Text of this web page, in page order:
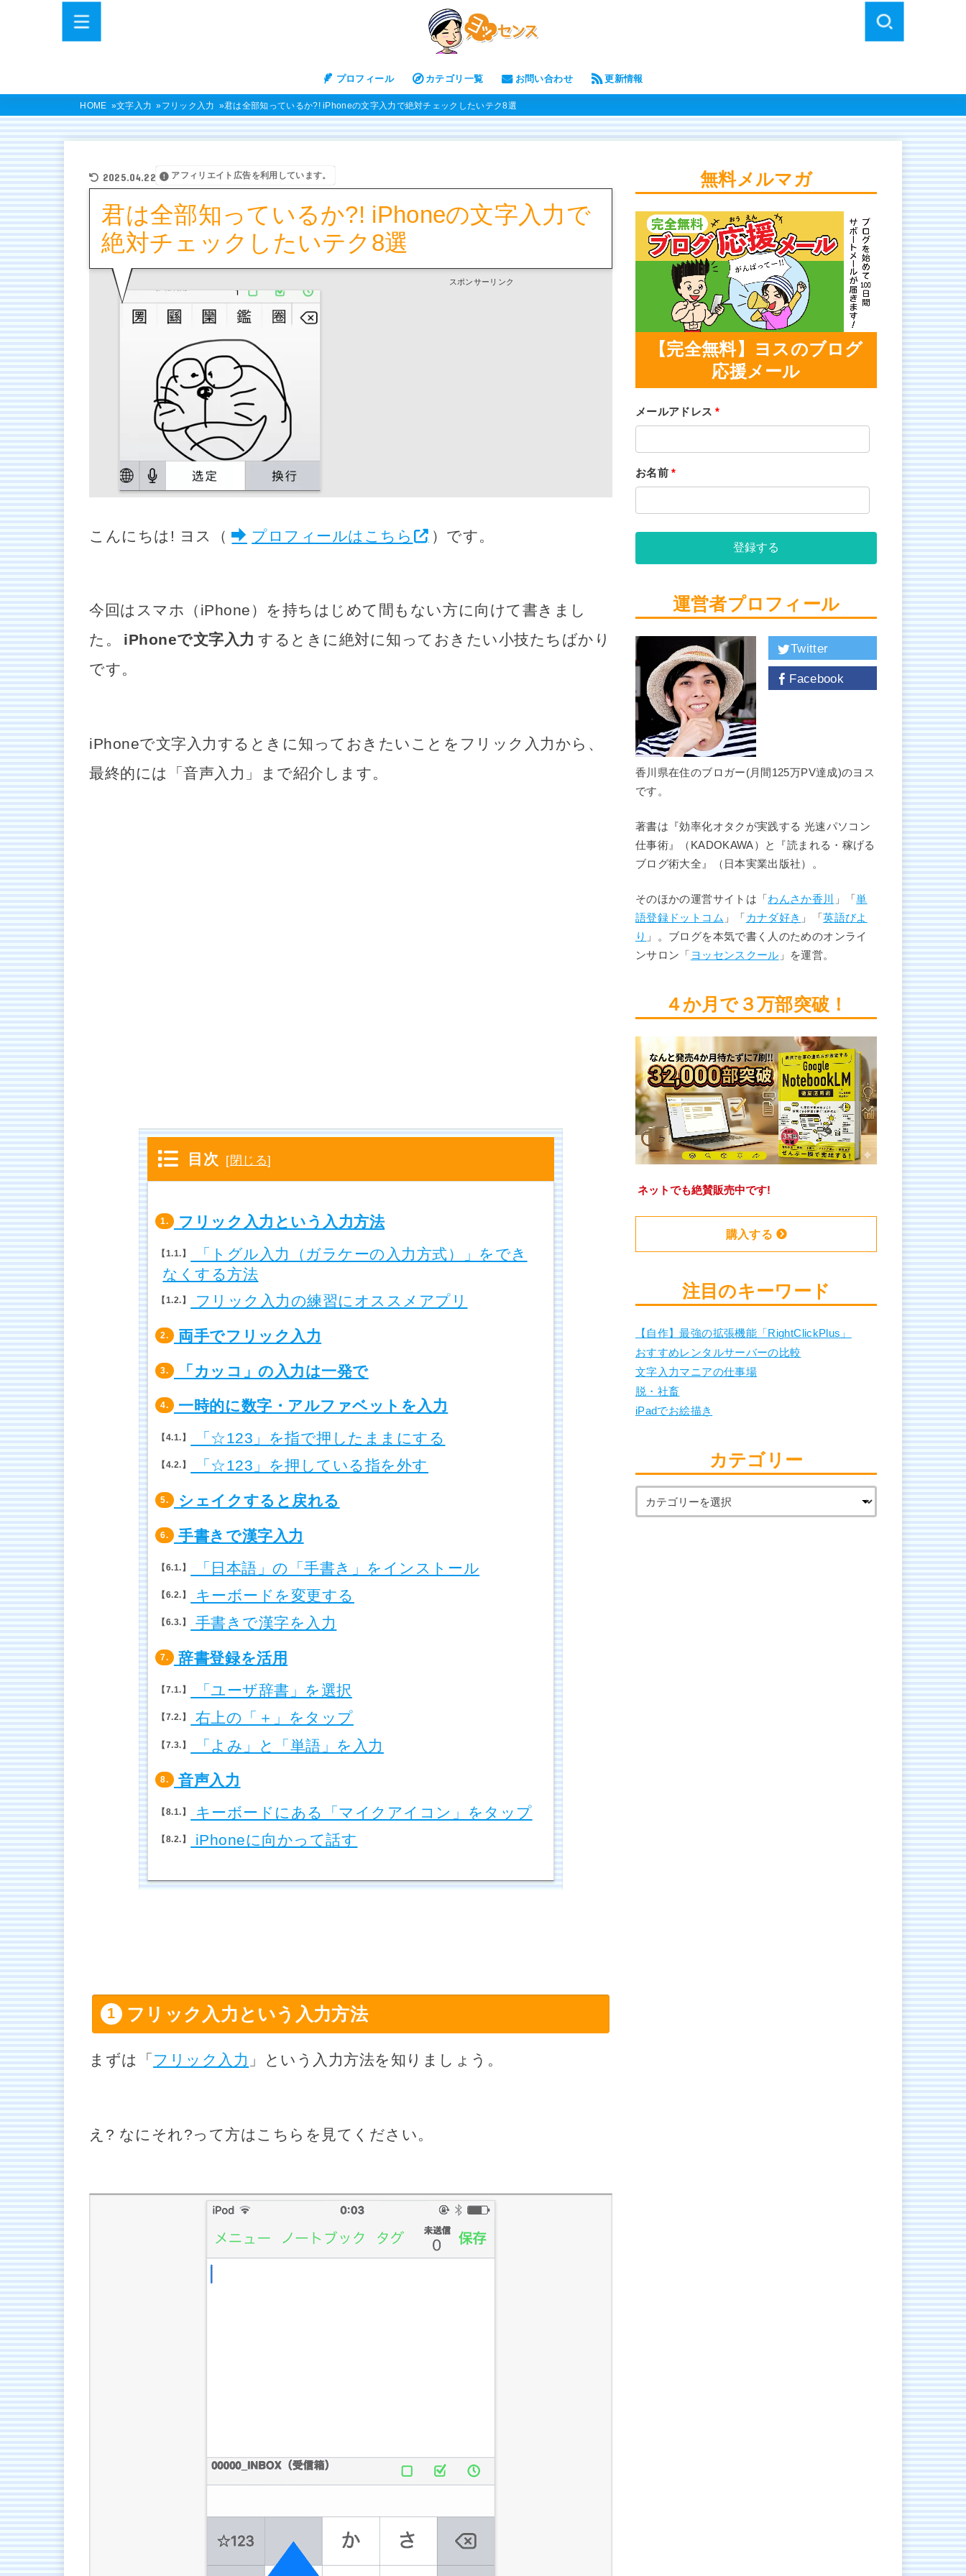
プロフィール カテゴリ一覧 お問い合わせ 更新情報
HOME 文字入力 フリック入力 君は全部知っているか?! iPhoneの文字入力で絶対チェックしたいテク8選
2025.04.22 アフィリエイト広告を利用しています。
君は全部知っているか?! iPhoneの文字入力で
絶対チェックしたいテク8選
スポンサーリンク
こんにちは! ヨス（ プロフィールはこちら ）です。
今回はスマホ（iPhone）を持ちはじめて間もない方に向けて書きまし
た。
iPhoneで文字入力 するときに絶対に知っておきたい小技たちばかり
です。
iPhoneで文字入力するときに知っておきたいことをフリック入力から、
最終的には「音声入力」まで紹介します。
目次 [閉じる]
1. フリック入力という入力方法
1.1.
「トグル入力（ガラケーの入力方式）」をでき
なくする方法
1.2. フリック入力の練習にオススメアプリ
2. 両手でフリック入力
3. 「カッコ」の入力は一発で
4. 一時的に数字・アルファベットを入力
4.1. 「☆123」を指で押したままにする
4.2. 「☆123」を押している指を外す
5. シェイクすると戻れる
6. 手書きで漢字入力
6.1. 「日本語」の「手書き」をインストール
6.2. キーボードを変更する
6.3. 手書きで漢字を入力
7. 辞書登録を活用
7.1. 「ユーザ辞書」を選択
7.2. 右上の「＋」をタップ
7.3. 「よみ」と「単語」を入力
8. 音声入力
8.1. キーボードにある「マイクアイコン」をタップ
8.2. iPhoneに向かって話す
フリック入力という入力方法
まずは「 フリック入力 」という入力方法を知りましょう。
え? なにそれ?って方はこちらを見てください。
無料メルマガ
【完全無料】ヨスのブログ
応援メール
メールアドレス*
お名前*
登録する
運営者プロフィール
Twitter
Facebook
香川県在住のブロガー(月間125万PV達成)のヨス
です。
著書は『効率化オタクが実践する 光速パソコン
仕事術』（KADOKAWA）と『読まれる・稼げる
ブログ術大全』（日本実業出版社）。
そのほかの運営サイトは「わんさか香川 」「単
語登録ドットコム 」「 カナダ好き 」「英語びよ
り 」。ブログを本気で書く人のためのオンライ
ンサロン「 ヨッセンスクール 」を運営。
４か月で３万部突破！
ネットでも絶賛販売中です!
購入する
注目のキーワード
【自作】最強の拡張機能「RightClickPlus」
おすすめレンタルサーバーの比較
文字入力マニアの仕事場
脱・社畜
iPadでお絵描き
カテゴリー